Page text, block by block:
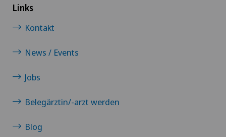
Links
Kontakt
News / Events
Jobs
Belegärztin/-arzt werden
Blog